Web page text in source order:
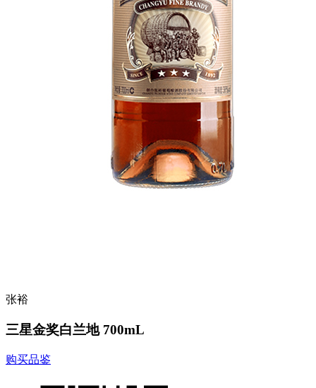
张裕
三星金奖白兰地 700mL
购买品鉴